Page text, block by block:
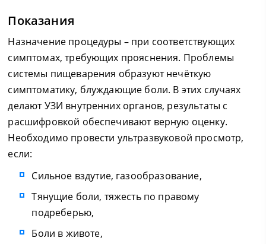
Показания
Назначение процедуры – при соответствующих
симптомах, требующих прояснения. Проблемы
системы пищеварения образуют нечёткую
симптоматику, блуждающие боли. В этих случаях
делают УЗИ внутренних органов, результаты с
расшифровкой обеспечивают верную оценку.
Необходимо провести ультразвуковой просмотр,
если:
Сильное вздутие, газообразование,
Тянущие боли, тяжесть по правому
подреберью,
Боли в животе,